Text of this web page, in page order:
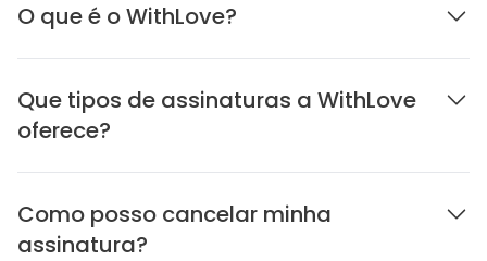
O que é o WithLove?
Que tipos de assinaturas a WithLove
oferece?
Como posso cancelar minha
assinatura?